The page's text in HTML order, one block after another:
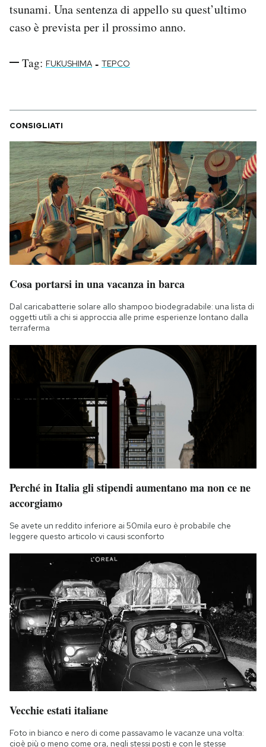
tsunami. Una sentenza di appello su quest’ultimo
caso è prevista per il prossimo anno.
Tag: FUKUSHIMA - TEPCO
CONSIGLIATI
Cosa portarsi in una vacanza in barca
Dal caricabatterie solare allo shampoo biodegradabile: una lista di
oggetti utili a chi si approccia alle prime esperienze lontano dalla
terraferma
Perché in Italia gli stipendi aumentano ma non ce ne
accorgiamo
Se avete un reddito inferiore ai 50mila euro è probabile che
leggere questo articolo vi causi sconforto
Vecchie estati italiane
Foto in bianco e nero di come passavamo le vacanze una volta:
cioè più o meno come ora, negli stessi posti e con le stesse